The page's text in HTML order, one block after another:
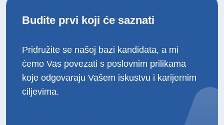
Budite prvi koji će saznati
Pridružite se našoj bazi kandidata, a mi
ćemo Vas povezati s poslovnim prilikama
koje odgovaraju Vašem iskustvu i karijernim
ciljevima.